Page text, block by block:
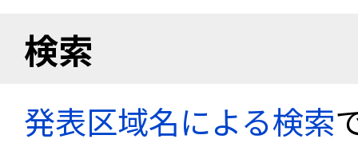
検索
発表区域名による検索